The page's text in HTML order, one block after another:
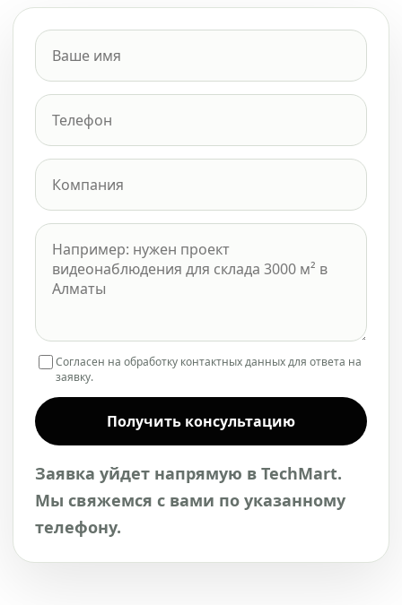
Согласен на обработку контактных данных для ответа на
заявку.
Получить консультацию
Заявка уйдет напрямую в TechMart.
Мы свяжемся с вами по указанному
телефону.